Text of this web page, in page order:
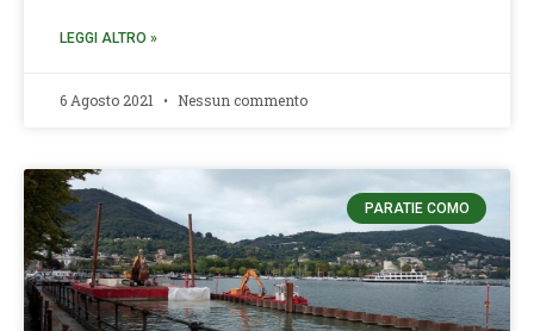
LEGGI ALTRO »
6 Agosto 2021 Nessun commento
PARATIE COMO